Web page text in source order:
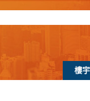
樓